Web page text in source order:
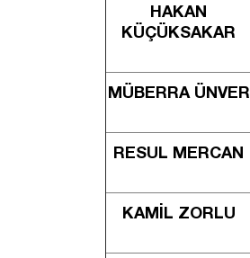
HAKAN
KÜÇÜKSAKAR
MÜBERRA ÜNVER
RESUL MERCAN
KAMİL ZORLU